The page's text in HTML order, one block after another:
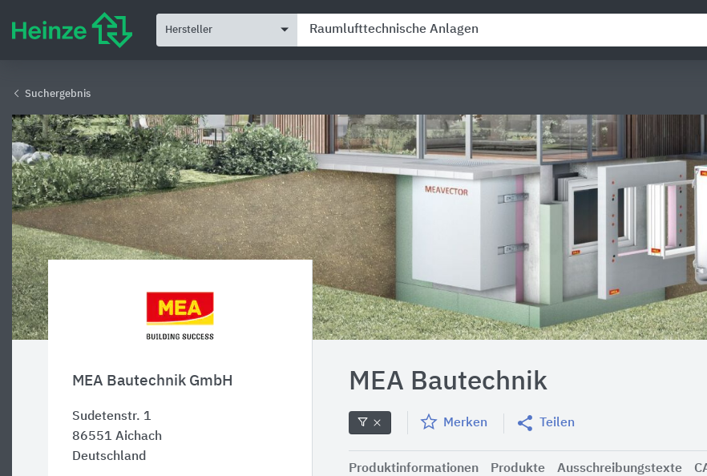
Hersteller
Suchergebnis
MEA Bautechnik GmbH
Sudetenstr. 1
86551 Aichach
Deutschland
MEA Bautechnik
Merken Teilen
Produktinformationen Produkte Ausschreibungstexte